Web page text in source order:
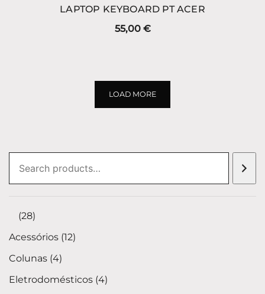
LAPTOP KEYBOARD PT ACER
55,00 €
LOAD MORE
28
Acessórios 12
Colunas 4
Eletrodomésticos 4